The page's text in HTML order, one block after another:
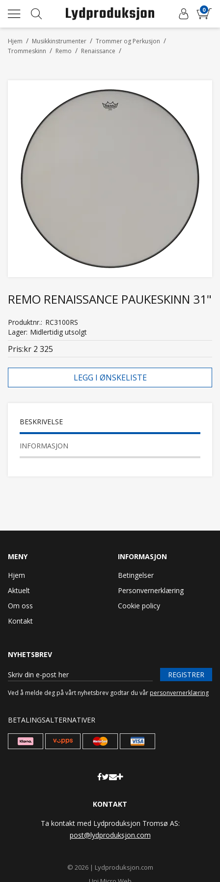
0
/
Hjem /
Musikkinstrumenter /
Trommer og Perkusjon
/
Trommeskinn /
Remo /
Renaissance
REMO RENAISSANCE PAUKESKINN 31"
Produktnr. RC3100RS
Lager Midlertidig utsolgt
Pris kr 2 325
LEGG I ØNSKELISTE
BESKRIVELSE
INFORMASJON
MENY
Hjem
Aktuelt
Om oss
Kontakt
INFORMASJON
Betingelser
Personvernerklæring
Cookie policy
NYHETSBREV
REGISTRER
Ved å melde deg på vårt nyhetsbrev godtar du vår personvernerklæring
BETALINGSALTERNATIVER
KONTAKT
Ta kontakt med Lydproduksjon Tromsø AS:
post@lydproduksjon.com
© 2026 | Lydproduksjon.com